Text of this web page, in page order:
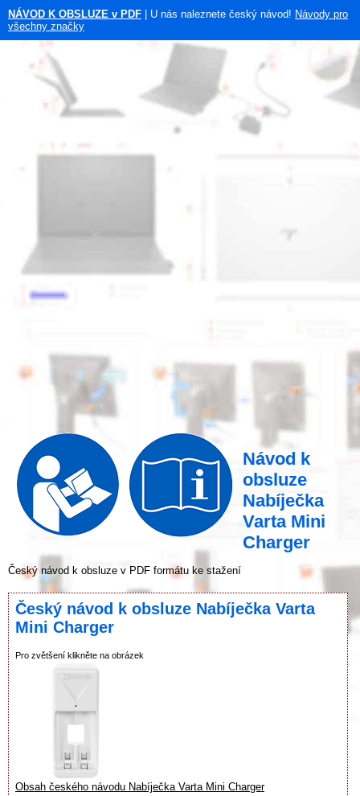
NÁVOD K OBSLUZE v PDF | U nás naleznete český návod! Návody pro
všechny značky
Návod k
obsluze
Nabíječka
Varta Mini
Charger
Český návod k obsluze v PDF formátu ke stažení
Český návod k obsluze Nabíječka Varta
Mini Charger
Pro zvětšení klikněte na obrázek
Obsah českého návodu Nabíječka Varta Mini Charger